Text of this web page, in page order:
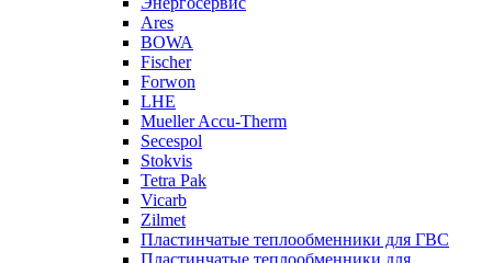
Ares
BOWA
Fischer
Forwon
LHE
Mueller Accu-Therm
Secespol
Stokvis
Tetra Pak
Vicarb
Zilmet
Пластинчатые теплообменники для ГВС
Пластинчатые теплообменники для